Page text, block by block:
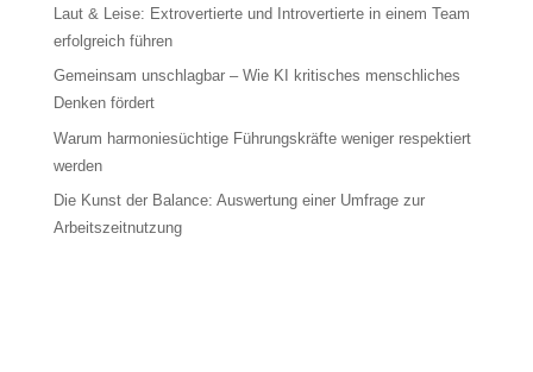
Laut & Leise: Extrovertierte und Introvertierte in einem Team
erfolgreich führen
Gemeinsam unschlagbar – Wie KI kritisches menschliches
Denken fördert
Warum harmoniesüchtige Führungskräfte weniger respektiert
werden
Die Kunst der Balance: Auswertung einer Umfrage zur
Arbeitszeitnutzung